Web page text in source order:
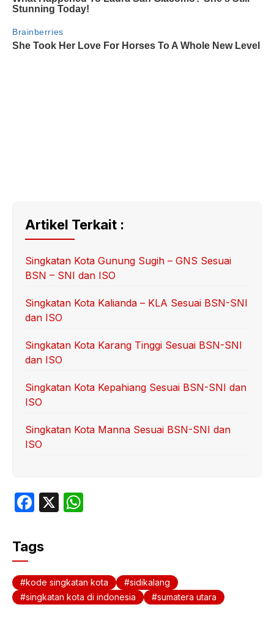
Artikel Terkait :
Singkatan Kota Gunung Sugih – GNS Sesuai
BSN – SNI dan ISO
Singkatan Kota Kalianda – KLA Sesuai BSN-SNI
dan ISO
Singkatan Kota Karang Tinggi Sesuai BSN-SNI
dan ISO
Singkatan Kota Kepahiang Sesuai BSN-SNI dan
ISO
Singkatan Kota Manna Sesuai BSN-SNI dan
ISO
F
c
e
b
o
X
A
p
Tags
kode singkatan kota
sidikalang
singkatan kota di indonesia
sumatera utara